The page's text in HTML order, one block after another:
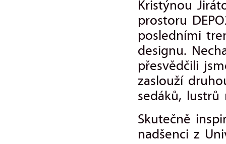
Kristýnou
prostoru
posledními
designu.
přesvědčili
zaslouží
sedáků, lustrů
Skutečně
nadšenci z